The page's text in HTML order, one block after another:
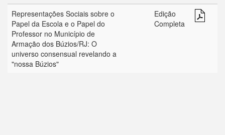
Representações Sociais sobre o
Papel da Escola e o Papel do
Professor no Município de
Armação dos Búzios/RJ: O
universo consensual revelando a
"nossa Búzios"
Edição
Completa